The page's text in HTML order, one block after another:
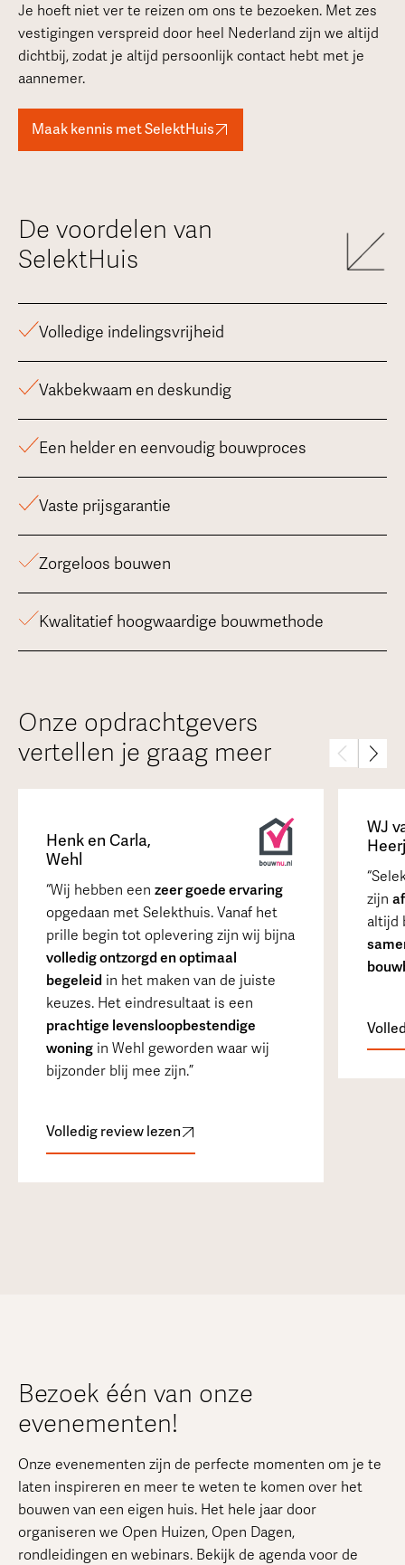
Je hoeft niet ver te reizen om ons te bezoeken. Met zes
vestigingen verspreid door heel Nederland zijn we altijd
dichtbij, zodat je altijd persoonlijk contact hebt met je
aannemer.
Maak kennis met SelektHuis
De voordelen van
SelektHuis
Volledige indelingsvrijheid
Vakbekwaam en deskundig
Een helder en eenvoudig bouwproces
Vaste prijsgarantie
Zorgeloos bouwen
Kwalitatief hoogwaardige bouwmethode
Onze opdrachtgevers
vertellen je graag meer
Henk en Carla,
Wehl
Wij hebben eenzeer goede ervaring
opgedaan met Selekthuis. Vanaf het
prille begin tot oplevering zijn wij bijna
volledig ontzorgd en optimaal
begeleid in het maken van de juiste
keuzes. Het eindresultaat is een
prachtige levensloopbestendige
woning in Wehl geworden waar wij
bijzonder blij mee zijn.
Volledig review lezen
WJ
zijn
altijd
Bezoek één van onze
evenementen!
Onze evenementen zijn de perfecte momenten om je te
laten inspireren en meer te weten te komen over het
bouwen van een eigen huis. Het hele jaar door
organiseren we Open Huizen, Open Dagen,
rondleidingen en webinars. Bekijk de agenda voor de